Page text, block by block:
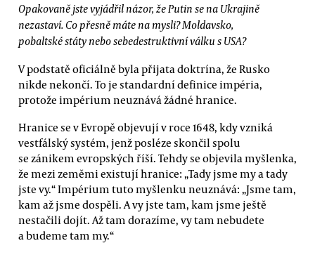
Opakovaně jste vyjádřil názor, že Putin se na Ukrajině
nezastaví. Co přesně máte na mysli? Moldavsko,
pobaltské státy nebo sebedestruktivní válku s USA?
V podstatě oficiálně byla přijata doktrína, že Rusko
nikde nekončí. To je standardní definice impéria,
protože impérium neuznává žádné hranice.
Hranice se v Evropě objevují v roce 1648, kdy vzniká
vestfálský systém, jenž posléze skončil spolu
se zánikem evropských říší. Tehdy se objevila myšlenka,
že mezi zeměmi existují hranice: „Tady jsme my a tady
jste vy.“ Impérium tuto myšlenku neuznává: „Jsme tam,
kam až jsme dospěli. A vy jste tam, kam jsme ještě
nestačili dojít. Až tam dorazíme, vy tam nebudete
a budeme tam my.“